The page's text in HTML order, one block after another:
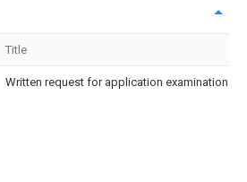
Title
Written request for application examination